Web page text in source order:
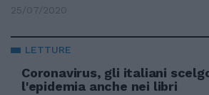
25/07/2020
LETTURE
Coronavirus, gli italiani
l'epidemia anche nei libri